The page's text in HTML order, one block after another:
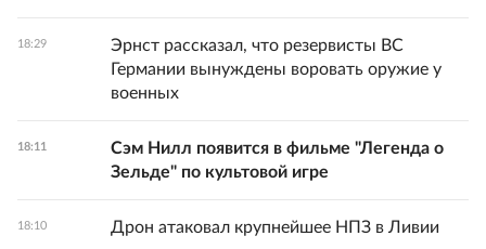
18:29
Эрнст рассказал, что резервисты ВС
Германии вынуждены воровать оружие у
военных
18:11
Сэм Нилл появится в фильме "Легенда о
Зельде" по культовой игре
18:10 Дрон атаковал крупнейшее НПЗ в Ливии